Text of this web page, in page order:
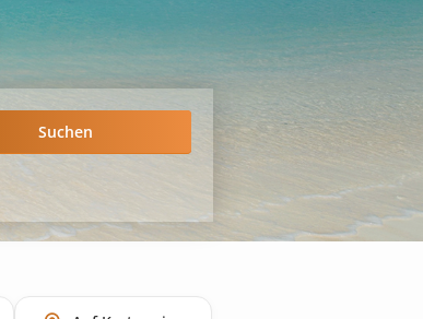
Suchen